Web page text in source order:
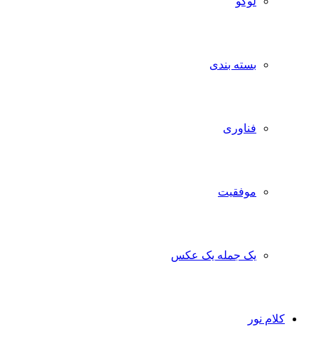
بسته بندی
فناوری
موفقیت
یک جمله یک عکس
کلام نور